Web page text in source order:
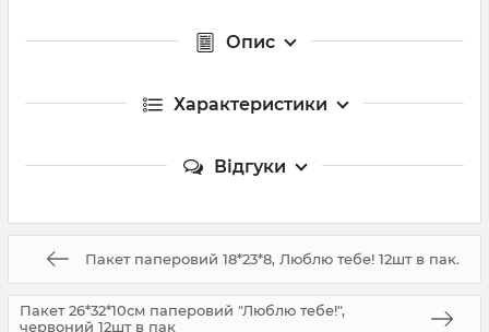
Опис
Характеристики
Відгуки
Пакет паперовий 18*23*8, Люблю тебе! 12шт в пак.
Пакет 26*32*10см паперовий "Люблю тебе!",
червоний 12шт в пак